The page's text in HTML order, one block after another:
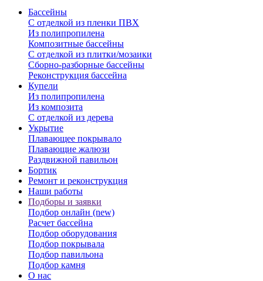
Бассейны
С отделкой из пленки ПВХ
Из полипропилена
Композитные бассейны
С отделкой из плитки/мозаики
Сборно-разборные бассейны
Реконструкция бассейна
Купели
Из полипропилена
Из композита
С отделкой из дерева
Укрытие
Плавающее покрывало
Плавающие жалюзи
Раздвижной павильон
Бортик
Ремонт и реконструкция
Наши работы
Подборы и заявки
Подбор онлайн (new)
Расчет бассейна
Подбор оборудования
Подбор покрывала
Подбор павильона
Подбор камня
О нас